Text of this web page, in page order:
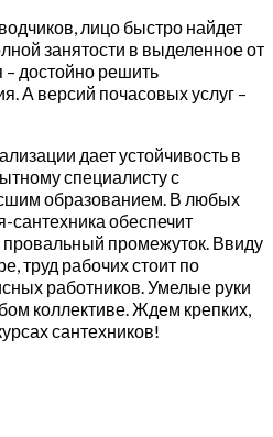
лицо быстро найдет
занятости в выделенное от
достойно решить
А версий почасовых услуг –
дает устойчивость в
специалисту с
образованием. В любых
сантехника обеспечит
провальный промежуток. Ввиду
труд рабочих стоит по
работников. Умелые руки
коллективе. Ждем крепких,
сантехников!